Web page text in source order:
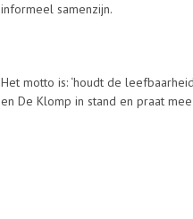
informeel samenzijn.
Het motto is: ‘houdt de
en De Klomp in stand en praat